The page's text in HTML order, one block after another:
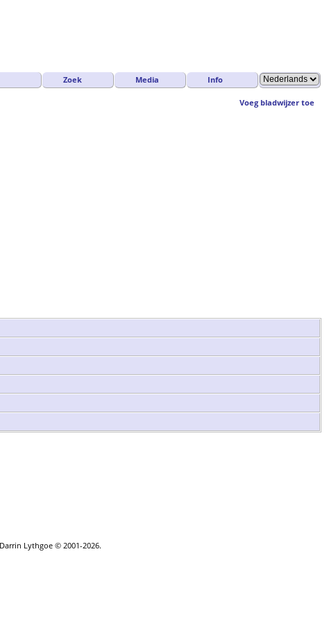
Zoek Media Info
Voeg bladwijzer toe
Lythgoe © 2001-2026.